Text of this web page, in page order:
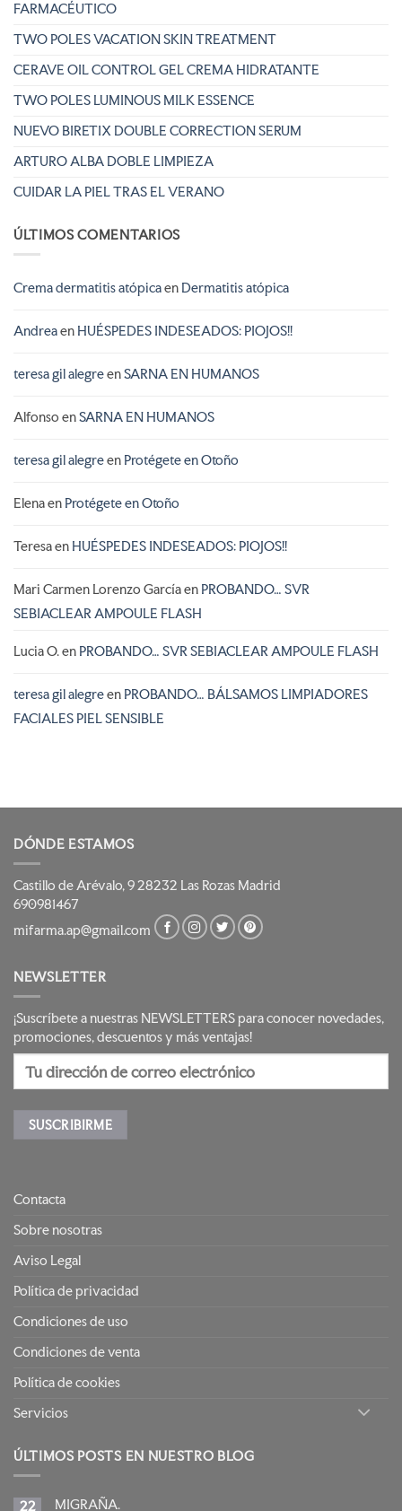
FARMACÉUTICO
TWO POLES VACATION SKIN TREATMENT
CERAVE OIL CONTROL GEL CREMA HIDRATANTE
TWO POLES LUMINOUS MILK ESSENCE
NUEVO BIRETIX DOUBLE CORRECTION SERUM
ARTURO ALBA DOBLE LIMPIEZA
CUIDAR LA PIEL TRAS EL VERANO
ÚLTIMOS COMENTARIOS
Crema dermatitis atópicaen Dermatitis atópica
Andreaen HUÉSPEDES INDESEADOS: PIOJOS!!
teresa gil alegreenSARNA EN HUMANOS
Alfonso enSARNA EN HUMANOS
teresa gil alegreen Protégete en Otoño
Elenaen Protégete en Otoño
Teresaen HUÉSPEDES INDESEADOS: PIOJOS!!
Mari Carmen Lorenzo Garcíaen PROBANDO… SVR
SEBIACLEAR AMPOULE FLASH
Lucia O.en PROBANDO… SVR SEBIACLEAR AMPOULE FLASH
teresa gil alegreen PROBANDO… BÁLSAMOS LIMPIADORES
FACIALES PIEL SENSIBLE
DÓNDE ESTAMOS
Castillo de Arévalo, 9 28232 Las Rozas Madrid
690981467
mifarma.ap@gmail.com
NEWSLETTER
¡Suscríbete a nuestras NEWSLETTERS para conocer novedades,
promociones, descuentos y más ventajas!
Contacta
Sobre nosotras
Aviso Legal
Política de privacidad
Condiciones de uso
Condiciones de venta
Política de cookies
Servicios
ÚLTIMOS POSTS EN NUESTRO BLOG
22 MIGRAÑA.